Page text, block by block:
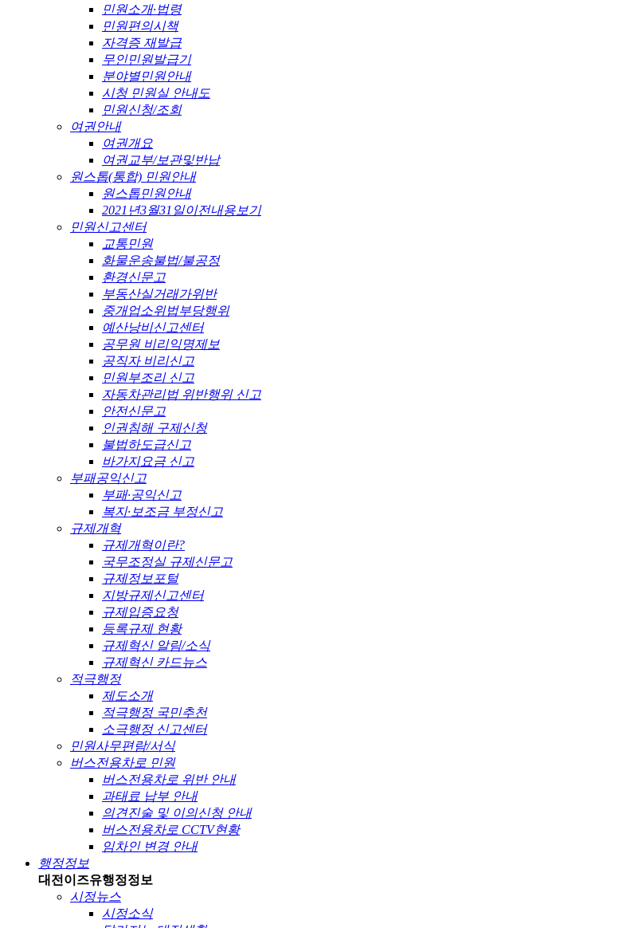
민원소개·법령
민원편의시책
자격증 재발급
무인민원발급기
분야별민원안내
시청 민원실 안내도
민원신청/조회
여권안내
여권개요
여권교부/보관및반납
원스톱(통합) 민원안내
원스톱민원안내
2021년3월31일이전내용보기
민원신고센터
교통민원
화물운송불법/불공정
환경신문고
부동산실거래가위반
중개업소위법부당행위
예산낭비신고센터
공무원 비리익명제보
공직자 비리신고
민원부조리 신고
자동차관리법 위반행위 신고
안전신문고
인권침해 구제신청
불법하도급신고
바가지요금 신고
부패공익신고
부패·공익신고
복지·보조금 부정신고
규제개혁
규제개혁이란?
국무조정실 규제신문고
규제정보포털
지방규제신고센터
규제입증요청
등록규제 현황
규제혁신 알림/소식
규제혁신 카드뉴스
적극행정
제도소개
적극행정 국민추천
소극행정 신고센터
민원사무편람/서식
버스전용차로 민원
버스전용차로 위반 안내
과태료 납부 안내
의견진술 및 이의신청 안내
버스전용차로 CCTV현황
임차인 변경 안내
행정정보
대전이즈유행정정보
시정뉴스
시정소식